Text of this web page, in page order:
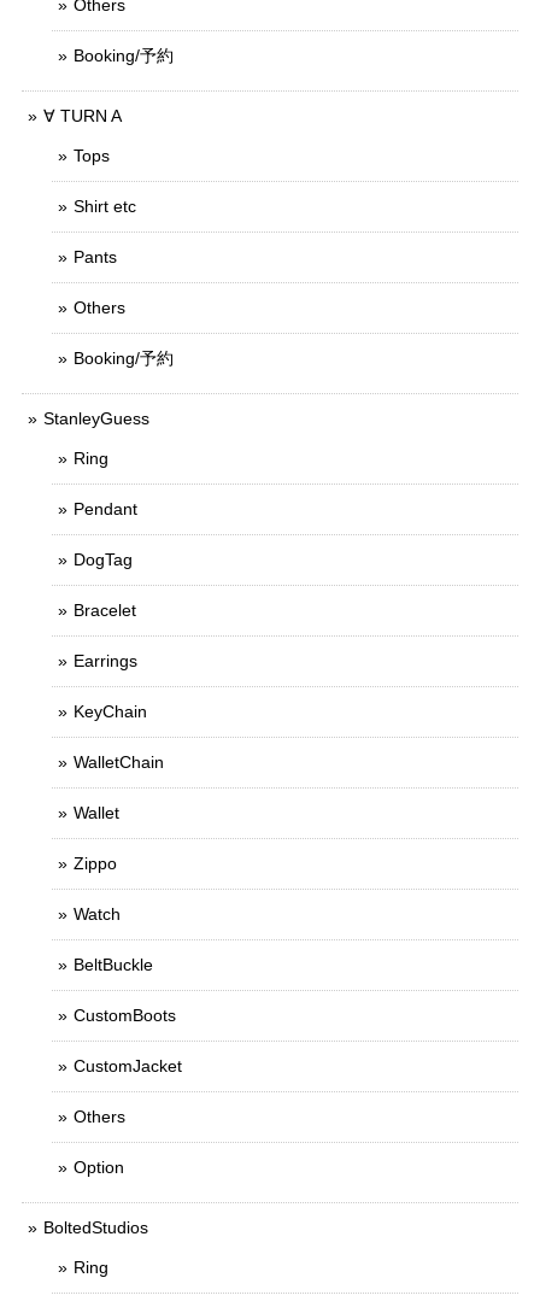
Others
Booking/予約
∀ TURN A
Tops
Shirt etc
Pants
Others
Booking/予約
StanleyGuess
Ring
Pendant
DogTag
Bracelet
Earrings
KeyChain
WalletChain
Wallet
Zippo
Watch
BeltBuckle
CustomBoots
CustomJacket
Others
Option
BoltedStudios
Ring